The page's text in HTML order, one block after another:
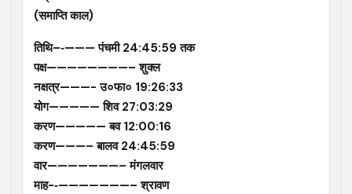
(समाप्ति काल)
तिथि–‐——— पंचमी 24:45:59 तक
पक्ष————————– शुक्ल
नक्षत्र———- उ०फा० 19:26:33
योग————— शिव 27:03:29
करण————— बव 12:00:16
करण———– बालव 24:45:59
वार———————– मंगलवार
माह-‐———————– श्रावण